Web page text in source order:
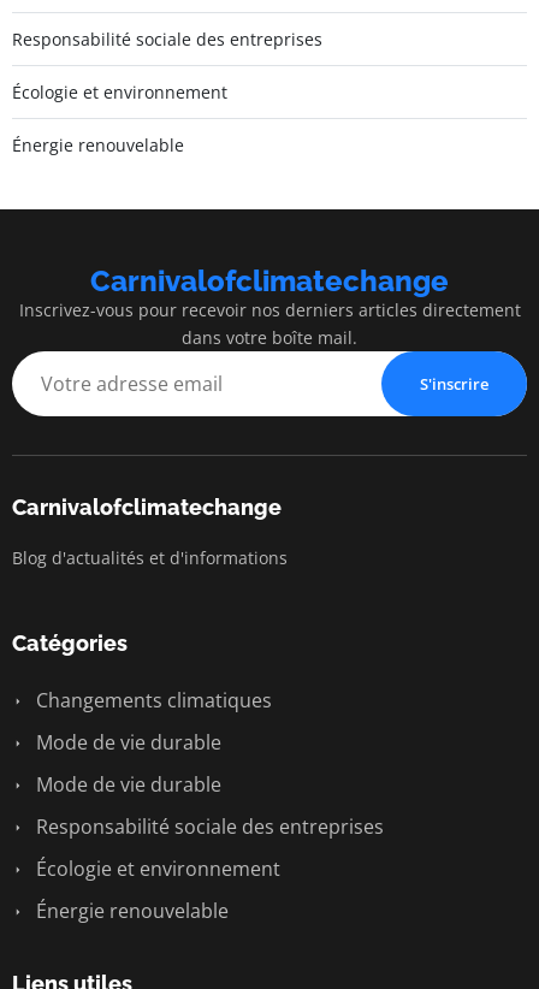
Responsabilité sociale des entreprises
Écologie et environnement
Énergie renouvelable
Carnivalofclimatechange
Inscrivez-vous pour recevoir nos derniers articles directement
dans votre boîte mail.
S'inscrire
Carnivalofclimatechange
Blog d'actualités et d'informations
Catégories
Changements climatiques
Mode de vie durable
Mode de vie durable
Responsabilité sociale des entreprises
Écologie et environnement
Énergie renouvelable
Liens utiles